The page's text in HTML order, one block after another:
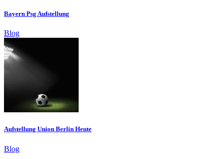
Bayern Psg Aufstellung
Blog
Aufstellung Union Berlin Heute
Blog